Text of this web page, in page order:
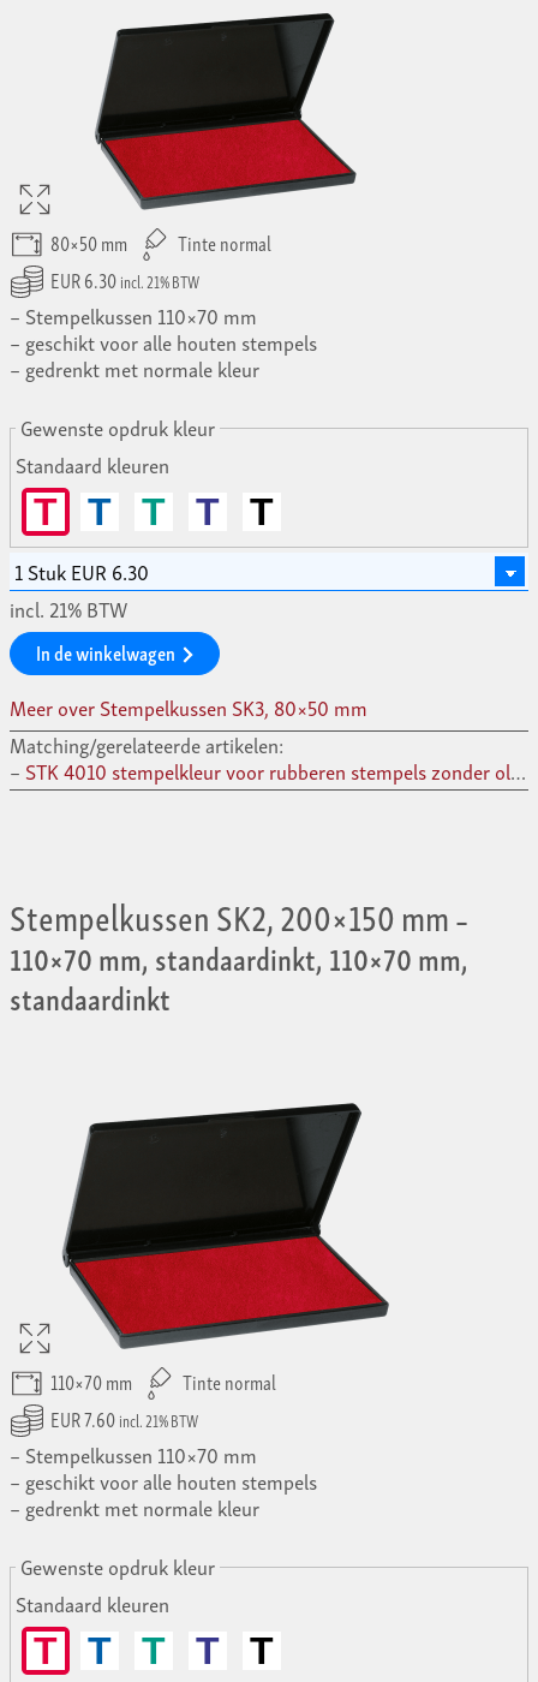
80×50 mm
Tinte normal
EUR 6.30incl. 21% BTW
Stempelkussen 110×70 mm
geschikt voor alle houten stempels
gedrenkt met normale kleur
Gewenste opdruk kleur
Standaard kleuren
T T T T T
incl. 21% BTW
In de winkelwagen
Meer over Stempelkussen SK3, 80×50 mm
Matching/gerelateerde artikelen:
STK 4010 stempelkleur voor rubberen stempels zonder olie, 28 ml –
Stempelkussen SK2, 200×150 mm–
110×70 mm, standaardinkt, 110×70 mm,
standaardinkt
110×70 mm
Tinte normal
EUR 7.60incl. 21% BTW
Stempelkussen 110×70 mm
geschikt voor alle houten stempels
gedrenkt met normale kleur
Gewenste opdruk kleur
Standaard kleuren
T T T T T